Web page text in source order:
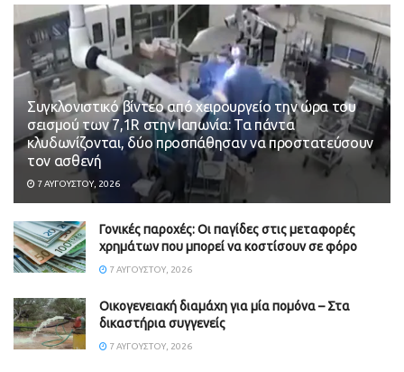
Συγκλονιστικό βίντεο από χειρουργείο την ώρα του
σεισμού των 7,1R στην Ιαπωνία: Τα πάντα
κλυδωνίζονται, δύο προσπάθησαν να προστατεύσουν
τον ασθενή
7 ΑΥΓΟΎΣΤΟΥ, 2026
Γονικές παροχές: Οι παγίδες στις μεταφορές
χρημάτων που μπορεί να κοστίσουν σε φόρο
7 ΑΥΓΟΎΣΤΟΥ, 2026
Οικογενειακή διαμάχη για μία πομόνα – Στα
δικαστήρια συγγενείς
7 ΑΥΓΟΎΣΤΟΥ, 2026